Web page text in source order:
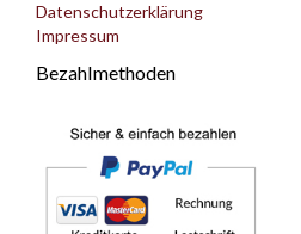
Datenschutzerklärung
Impressum
Bezahlmethoden